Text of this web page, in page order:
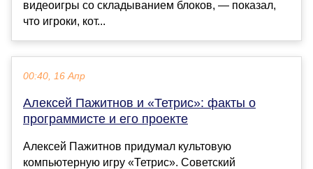
видеоигры со складыванием блоков, — показал,
что игроки, кот...
00:40, 16 Апр
Алексей Пажитнов и «Тетрис»: факты о
программисте и его проекте
Алексей Пажитнов придумал культовую
компьютерную игру «Тетрис». Советский